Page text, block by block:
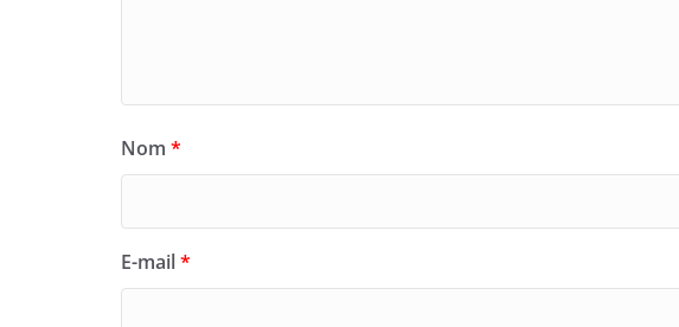
Nom *
E-mail*